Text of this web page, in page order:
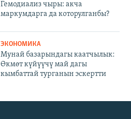
Гемодиализ чыры: акча
маркумдарга да которулганбы?
ЭКОНОМИКА
Мунай базарындагы каатчылык:
Өкмөт күйүүчү май дагы
кымбаттай турганын эскертти